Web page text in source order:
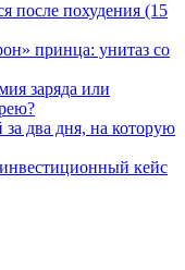
после похудения (15
принца: унитаз со
заряда или
два дня, на которую
кейс